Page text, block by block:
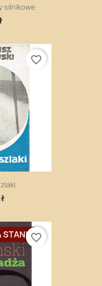
silnikowe
favorite_border
STANIEfavorite_border